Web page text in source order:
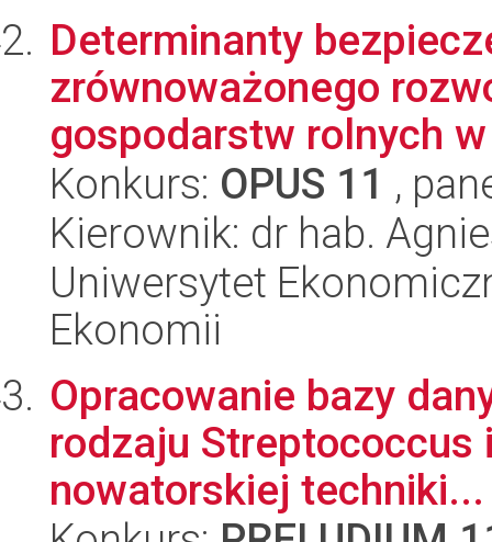
Determinanty
zrównoważonego
gospodarstw rolnych
Konkurs: OPUS 11 ,
Kierownik: dr hab.
Uniwersytet
Ekonomii
Opracowanie bazy
rodzaju Streptococcus
nowatorskiej techniki...